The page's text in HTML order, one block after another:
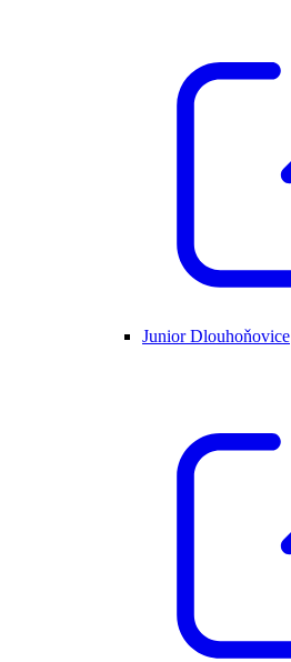
Junior Dlouhoňovice